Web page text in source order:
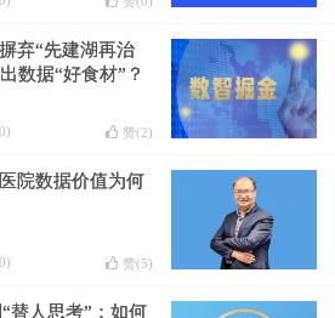
弃“先建湖再治
数据“好食材”？
赞(2)
院数据价值为何
赞(5)
替人思考”：如何